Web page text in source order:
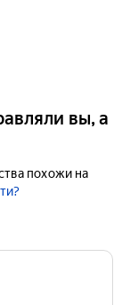
вы, а
похожи на